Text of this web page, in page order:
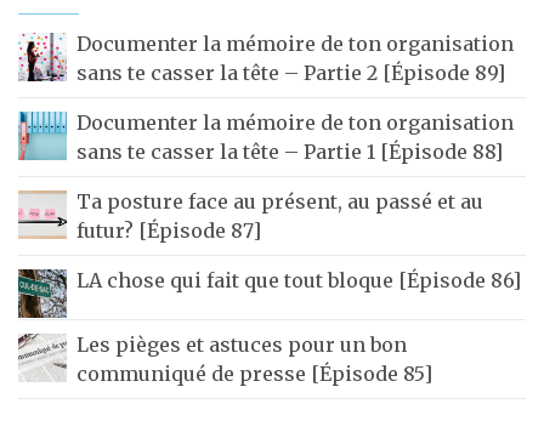
Documenter la mémoire de ton organisation
sans te casser la tête – Partie 2 [Épisode 89]
Documenter la mémoire de ton organisation
sans te casser la tête – Partie 1 [Épisode 88]
Ta posture face au présent, au passé et au
futur? [Épisode 87]
LA chose qui fait que tout bloque [Épisode 86]
Les pièges et astuces pour un bon
communiqué de presse [Épisode 85]